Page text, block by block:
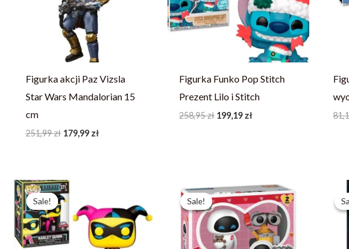
Figurka akcji Paz Vizsla
Star Wars Mandalorian 15
cm
251,99zł 179,99zł
Figurka Funko Pop Stitch
Prezent Lilo i Stitch
258,95zł 199,19zł
Sale!
Sale!
Pierwotna
cena
wynosiła:
214,23 zł.
wynosi:
164,79 zł.
Sale!
Sale!
Pierwotna
cena
wynosiła:
457,59 zł.
Aktualna
cena
wynosi:
351,99 zł.